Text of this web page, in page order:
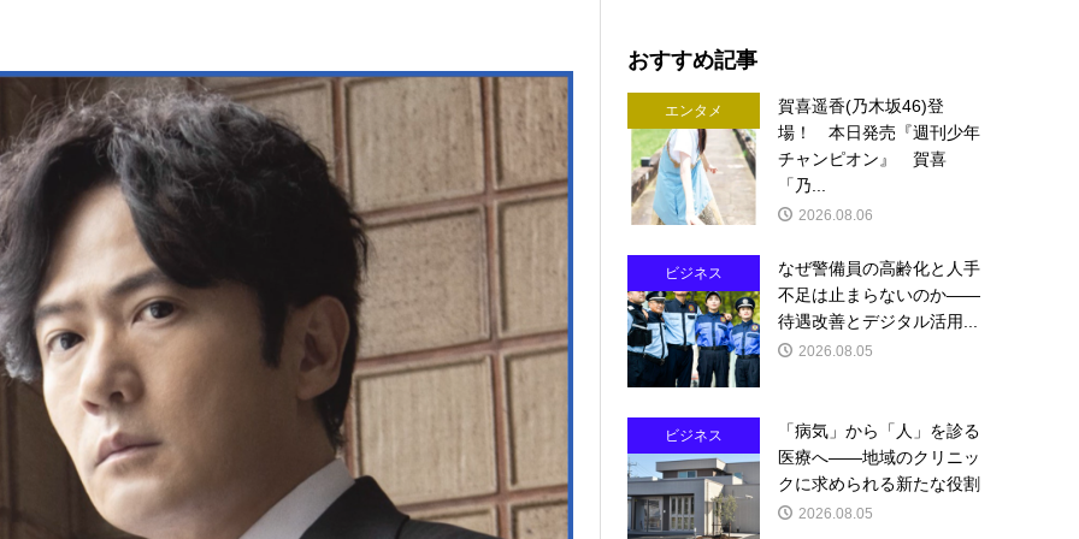
おすすめ記事
エンタメ
賀喜遥香(乃木坂46)登
場！ 本日発売『週刊少年
チャンピオン』 賀喜
「乃...
2026.08.06
ビジネス
なぜ警備員の高齢化と人手
不足は止まらないのか――
待遇改善とデジタル活用...
2026.08.05
ビジネス
「病気」から「人」を診る
医療へ――地域のクリニッ
クに求められる新たな役割
2026.08.05